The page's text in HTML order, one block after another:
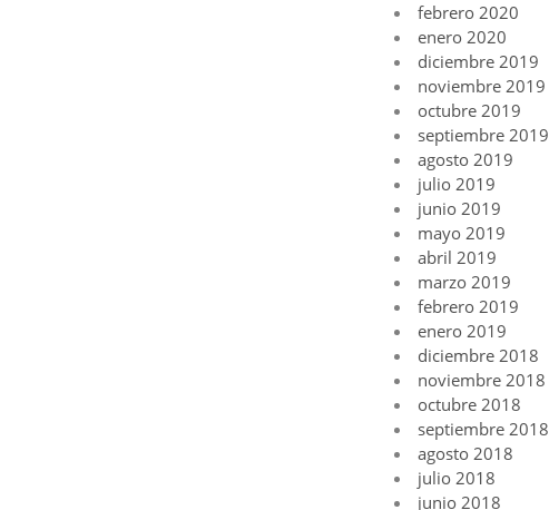
febrero 2020
enero 2020
diciembre 2019
noviembre 2019
octubre 2019
septiembre 2019
agosto 2019
julio 2019
junio 2019
mayo 2019
abril 2019
marzo 2019
febrero 2019
enero 2019
diciembre 2018
noviembre 2018
octubre 2018
septiembre 2018
agosto 2018
julio 2018
junio 2018